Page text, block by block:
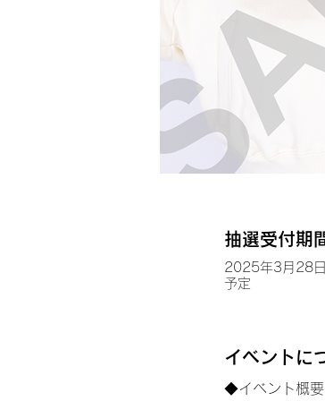
抽選受付期
2025年3月28
予定
イベントに
◆イベント概要